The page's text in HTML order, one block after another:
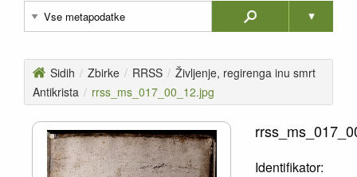
Sidih / Zbirke / RRSS / Življenje, regirenga inu smrt
Antikrista / rrss_ms_017_00_12.jpg
Identifikator: